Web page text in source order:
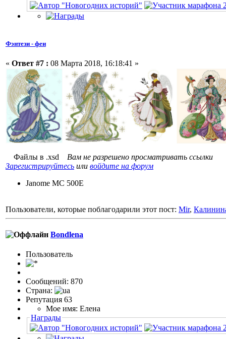
Фэнтези - феи
« Ответ #7 : 08 Марта 2018, 16:18:41 »
Файлы в .xsd Вам не разрешено просматривать ссылки
Зарегистрируйтесь или войдите на форум
Janome MC 500E
Пользователи, которые поблагодарили этот пост: Mir,
Bondlena
Пользовaтeль
Сообщений: 870
Страна:
Репутация 63
Мое имя: Елена
Награды